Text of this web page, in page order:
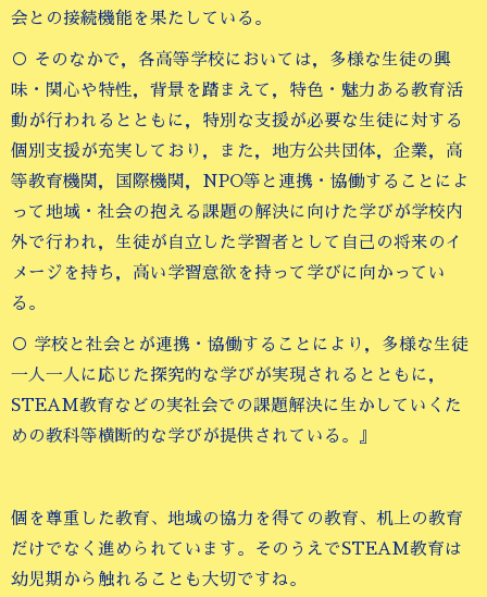
会との接続機能を果たしている。
○ そのなかで，各高等学校においては，多様な生徒の興
味・関心や特性，背景を踏まえて，特色・魅力ある教育活
動が行われるとともに，特別な支援が必要な生徒に対する
個別支援が充実しており，また，地方公共団体，企業，高
等教育機関，国際機関，NPO等と連携・協働することによ
って地域・社会の抱える課題の解決に向けた学びが学校内
外で行われ，生徒が自立した学習者として自己の将来のイ
メージを持ち，高い学習意欲を持って学びに向かってい
る。
○ 学校と社会とが連携・協働することにより，多様な生徒
一人一人に応じた探究的な学びが実現されるとともに，
STEAM教育などの実社会での課題解決に生かしていくた
めの教科等横断的な学びが提供されている。』
個を尊重した教育、地域の協力を得ての教育、机上の教育
だけでなく進められています。そのうえでSTEAM教育は
幼児期から触れることも大切ですね。